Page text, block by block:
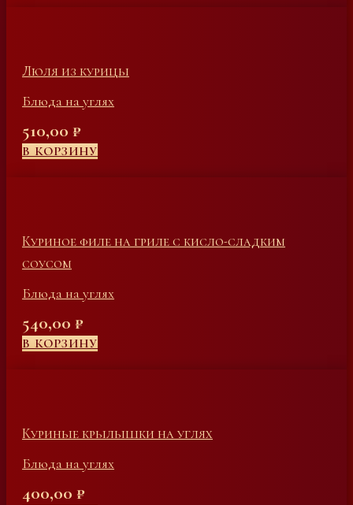
Люля из курицы
Блюда на углях
510,00 ₽
В КОРЗИНУ
Куриное филе на гриле с кисло-сладким
соусом
Блюда на углях
540,00 ₽
В КОРЗИНУ
Куриные крылышки на углях
Блюда на углях
400,00 ₽